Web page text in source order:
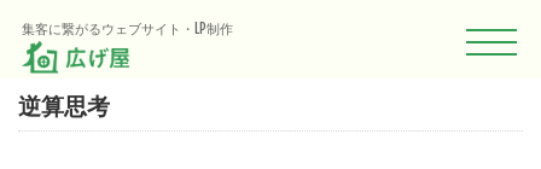
集客に繋がるウェブサイト・LP制作
TAG
逆算思考